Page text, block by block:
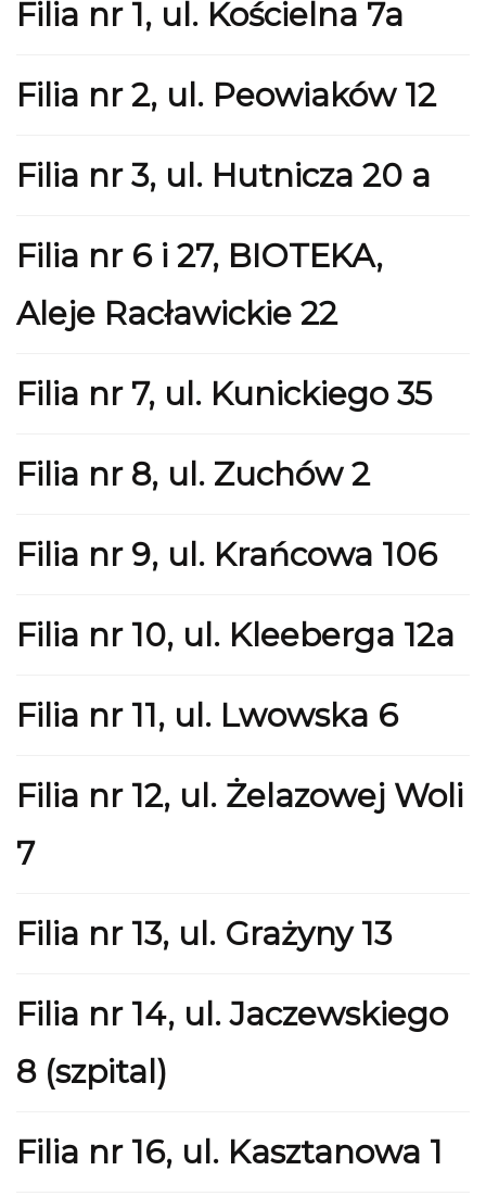
Filia nr 1, ul. Kościelna 7a
Filia nr 2, ul. Peowiaków 12
Filia nr 3, ul. Hutnicza 20 a
Filia nr 6 i 27, BIOTEKA,
Aleje Racławickie 22
Filia nr 7, ul. Kunickiego 35
Filia nr 8, ul. Zuchów 2
Filia nr 9, ul. Krańcowa 106
Filia nr 10, ul. Kleeberga 12a
Filia nr 11, ul. Lwowska 6
Filia nr 12, ul. Żelazowej Woli
7
Filia nr 13, ul. Grażyny 13
Filia nr 14, ul. Jaczewskiego
8 (szpital)
Filia nr 16, ul. Kasztanowa 1